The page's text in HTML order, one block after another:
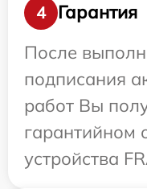
4
Гарантия
После
подписания
работ Вы
гарантийном
устройства